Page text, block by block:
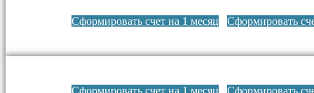
Сформировать счет на 1 месяц Сформировать